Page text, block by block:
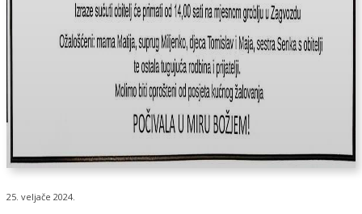
25. veljače 2024.